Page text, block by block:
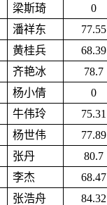
梁斯琦 0
潘祥东 77.55
黄桂兵 68.39
齐艳冰 78.7
杨小倩 0
牛伟玲 75.31
杨世伟 77.89
张丹 80.7
李杰 68.47
张浩舟 84.32